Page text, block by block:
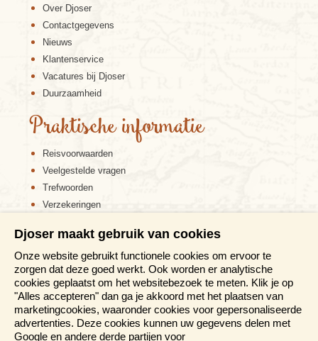
Over Djoser
Contactgegevens
Nieuws
Klantenservice
Vacatures bij Djoser
Duurzaamheid
Praktische informatie
Reisvoorwaarden
Veelgestelde vragen
Trefwoorden
Verzekeringen
Disclaimer
Cookiebeleid
Privacy verklaring
Reis en boek met Djoser zekerheid
Meer weten?
Djoser maakt gebruik van cookies
Onze website gebruikt functionele cookies om ervoor te
zorgen dat deze goed werkt. Ook worden er analytische
cookies geplaatst om het websitebezoek te meten. Klik je op
"Alles accepteren" dan ga je akkoord met het plaatsen van
marketingcookies, waaronder cookies voor gepersonaliseerde
advertenties. Deze cookies kunnen uw gegevens delen met
Google en andere derde partijen voor